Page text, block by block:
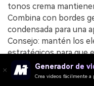
tonos crema
Combina con bordes
condensada para una
Consejo: mantén los
estratégicos para que
en papel texturizado.
Ejemplo de imagen
Generador de
Crea videos fácilmente